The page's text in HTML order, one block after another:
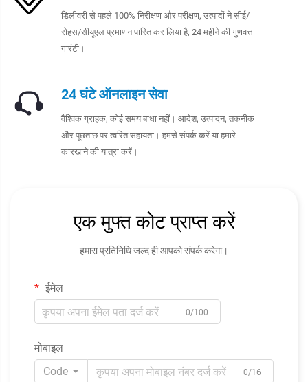
डिलीवरी से पहले 100% निरीक्षण और परीक्षण, उत्पादों ने सीई/
रोहस/सीयूएल प्रमाणन पारित कर लिया है, 24 महीने की गुणवत्ता
गारंटी।
24 घंटे ऑनलाइन सेवा
वैश्विक ग्राहक, कोई समय बाधा नहीं। आदेश, उत्पादन, तकनीक
और पूछताछ पर त्वरित सहायता। हमसे संपर्क करें या हमारे
कारखाने की यात्रा करें।
एक मुफ्त कोट प्राप्त करें
हमारा प्रतिनिधि जल्द ही आपको संपर्क करेगा।
ईमेल
0/100
मोबाइल
Code
0/16